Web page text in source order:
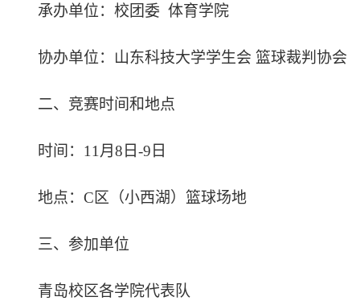
承办单位：校团委 体育学院
协办单位：山东科技大学学生会 篮球裁判协会
二、竞赛时间和地点
时间： 11月8日-9日
地点： C区（小西湖）篮球场地
三、参加单位
青岛校区各学院代表队